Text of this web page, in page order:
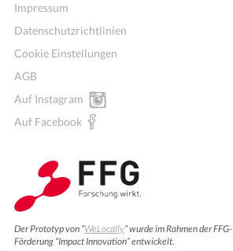
Impressum
Datenschutzrichtlinien
Cookie Einstellungen
AGB
Auf Instagram
Auf Facebook
Der Prototyp von “WeLocally” wurde im Rahmen der FFG-
Förderung “Impact Innovation” entwickelt.